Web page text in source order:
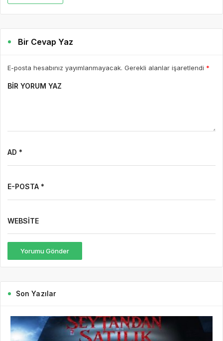
Bir Cevap Yaz
E-posta hesabınız yayımlanmayacak. Gerekli alanlar işaretlendi *
BIR YORUM YAZ
AD *
E-POSTA *
WEBSITE
Yorumu Gönder
Son Yazılar